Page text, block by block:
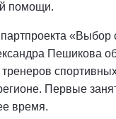
помощи.
«Выбор
Пешикова
Первые
время.